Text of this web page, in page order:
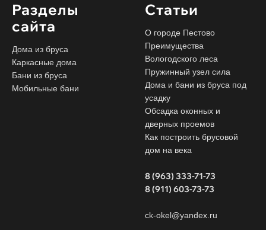
Разделы
сайта
Дома из бруса
Каркасные дома
Бани из бруса
Мобильные бани
Статьи
О городе Пестово
Преимущества
Вологодского леса
Пружинный узел сила
Дома и бани из бруса под
усадку
Обсадка оконных и
дверных проемов
Как построить брусовой
дом на века
8 (963) 333-71-73
8 (911) 603-73-73
ck-okel@yandex.ru